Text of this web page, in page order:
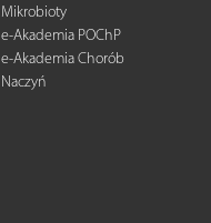
Mikrobioty
e-Akademia POChP
e-Akademia Chorób
Naczyń